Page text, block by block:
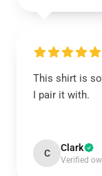
This shirt is
I pair it with.
C Clark
Verified